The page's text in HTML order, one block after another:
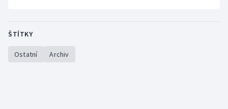
ŠTÍTKY
Ostatní Archiv